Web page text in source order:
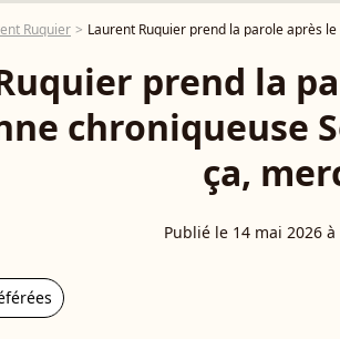
Ruquier Laurent Ruquier prend la parole après
prend la
chroniqueuse
ça,
Publié le 14 mai 2026 à